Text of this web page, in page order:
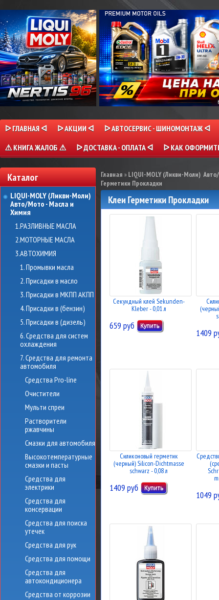
ᐅ ГЛАВНАЯ ᐊ ᐅ АКЦИИ ᐊ
ᐅ АВТОСЕРВИС - ШИНОМОНТАЖ ᐊ
⚠ КНИГА ЖАЛОБ ⚠
ᐅ ДОСТАВКА - ОПЛАТА ᐊ ᐅ КАК
Каталог
LIQUI-MOLY (Ликви-Моли)
Авто/Мото - Масла и
Химия
1.РАЗЛИВНЫЕ МАСЛА
2.МОТОРНЫЕ МАСЛА
3.АВТОХИМИЯ
1. Промывки масла
2. Присадки в масло
3. Присадки в МКПП АКПП
4. Присадки в (бензин)
5. Присадки в (дизель)
6. Средства для систем
охлаждения
7. Средства для ремонта
автомобиля
Средства Pro-line
Очистители
Мульти спреи
Растворители
ржавчины
Смазки для автомобиля
Высокотемпературные
смазки и пасты
Средства для
электрики
Средства для
консервации
Средства для поиска
утечек
Средства для рук
Средства для помощи
Средства для
автокондиционера
Средства от коррозии
Главная » LIQUI-MOLY (Ликви-Моли)
Герметики Прокладки
Клеи Герметики Прокладки
Секундный клей Sekunden-
Kleber - 0,01 л
659 руб
1409
Силиконовый герметик
(черный) Silicon-Dichtmasse
schwarz - 0,08 л
1409 руб
1049